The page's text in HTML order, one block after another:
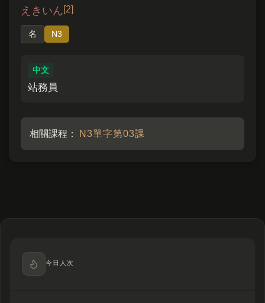
えきいん[2]
名 N3
中文
站務員
相關課程： N3單字第03課
今日人次